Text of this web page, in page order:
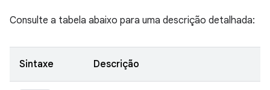
Consulte a tabela abaixo para uma descrição detalhada:
Sintaxe Descrição